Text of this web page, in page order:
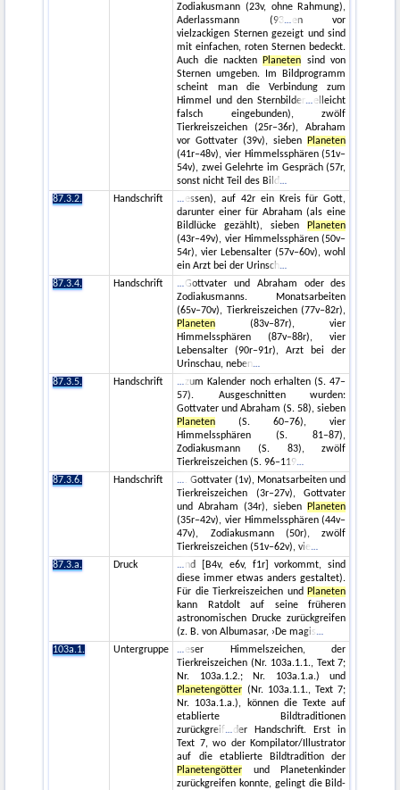
Zodiakusmann (23v, ohne Rahmung),
Aderlassmann (93
en vor
vielzackigen Sternen gezeigt und sind
mit einfachen, roten Sternen bedeckt.
Auch die nackten
Planeten sind von
Sternen umgeben. Im Bildprogramm
scheint man die Verbindung zum
Himmel und den Sternbilder
elleicht
falsch eingebunden), zwölf
Tierkreiszeichen (25r–36r), Abraham
vor Gottvater (39v), sieben
Planeten
(41r–48v), vier Himmelssphären (51v–
54v), zwei Gelehrte im Gespräch (57r,
sonst nicht Teil des Bild
87.3.2.
Handschrift
essen), auf 42r ein Kreis für Gott,
darunter einer für Abraham (als eine
Bildlücke gezählt), sieben
Planeten
(43r–49v), vier Himmelssphären (50v–
54r), vier Lebensalter (57v–60v), wohl
ein Arzt bei der Urinsch
87.3.4.
Handschrift
Gottvater und Abraham oder des
Zodiakusmanns. Monatsarbeiten
(65v–70v), Tierkreiszeichen (77v–82r),
Planeten (83v–87r), vier
Himmelssphären (87v–88r), vier
Lebensalter (90r–91r), Arzt bei der
Urinschau, neben
87.3.5.
Handschrift
zum Kalender noch erhalten (S. 47–
57). Ausgeschnitten wurden:
Gottvater und Abraham (S. 58), sieben
Planeten (S. 60–76), vier
Himmelssphären (S. 81–87),
Zodiakusmann (S. 83), zwölf
Tierkreiszeichen (S. 96–119
87.3.6.
Handschrift
. Gottvater (1v), Monatsarbeiten und
Tierkreiszeichen (3r–27v), Gottvater
und Abraham (34r), sieben
Planeten
(35r–42v), vier Himmelssphären (44v–
47v), Zodiakusmann (50r), zwölf
Tierkreiszeichen (51v–62v), vie
87.3.a.
Druck
nd [B4v, e6v, f1r] vorkommt, sind
diese immer etwas anders gestaltet).
Für die Tierkreiszeichen und Planeten
kann Ratdolt auf seine früheren
astronomischen Drucke zurückgreifen
(z. B. von Albumasar, ›De magis
103a.1.
Untergruppe
eser Himmelszeichen, der
Tierkreiszeichen (Nr. 103a.1.1., Text 7;
Nr. 103a.1.2.; Nr. 103a.1.a.) und
Planetengötter (Nr. 103a.1.1., Text 7;
Nr. 103a.1.a.), können die Texte auf
etablierte Bildtraditionen
zurückgreif
der Handschrift. Erst in
Text 7, wo der Kompilator/Illustrator
auf die etablierte Bildtradition der
Planetengötter und Planetenkinder
zurückgreifen konnte, gelingt die Bild-